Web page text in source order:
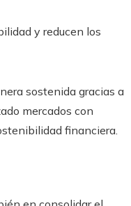
y reducen los
sostenida gracias a
mercados con
financiera.